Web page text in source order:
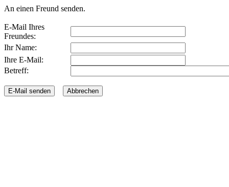
An einen Freund senden.
E-Mail Ihres
Freundes:
Ihr Name:
Ihre E-Mail:
Betreff: